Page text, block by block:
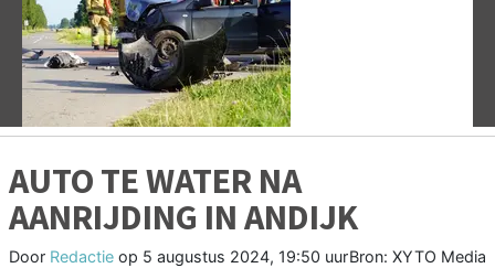
Vorige
AUTO TE WATER NA
AANRIJDING IN ANDIJK
Door Redactie op 5 augustus 2024, 19:50 uurBron: XYTO Media